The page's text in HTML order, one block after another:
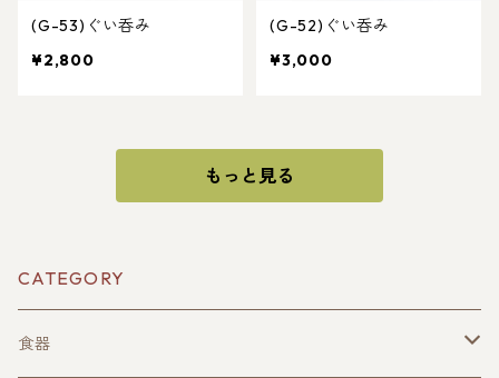
(G-53)ぐい呑み
¥2,800
(G-52)ぐい呑み
¥3,000
もっと見る
CATEGORY
食器